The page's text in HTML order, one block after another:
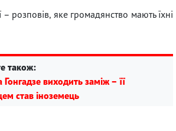
розповів, яке громадянство мають їхні
також:
виходить заміж – її
став іноземець